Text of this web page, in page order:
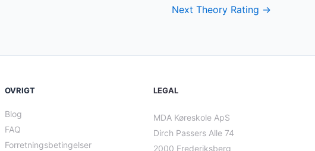
Next Theory Rating →
OVRIGT
Blog
FAQ
Forretningsbetingelser
LEGAL
MDA Køreskole ApS
Dirch Passers Alle 74
2000 Frederiksberg